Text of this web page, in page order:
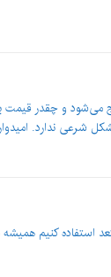
می‌شود و چقدر
شرعی ندارد.
استفاده کنیم